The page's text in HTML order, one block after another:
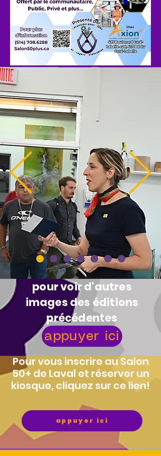
pour voir d'autres
images des éditions
précédentes
appuyer ici
Pour vous inscrire au Salon
50+ de Laval et réserver un
kiosque, cliquez sur ce lien!
appuyer ici